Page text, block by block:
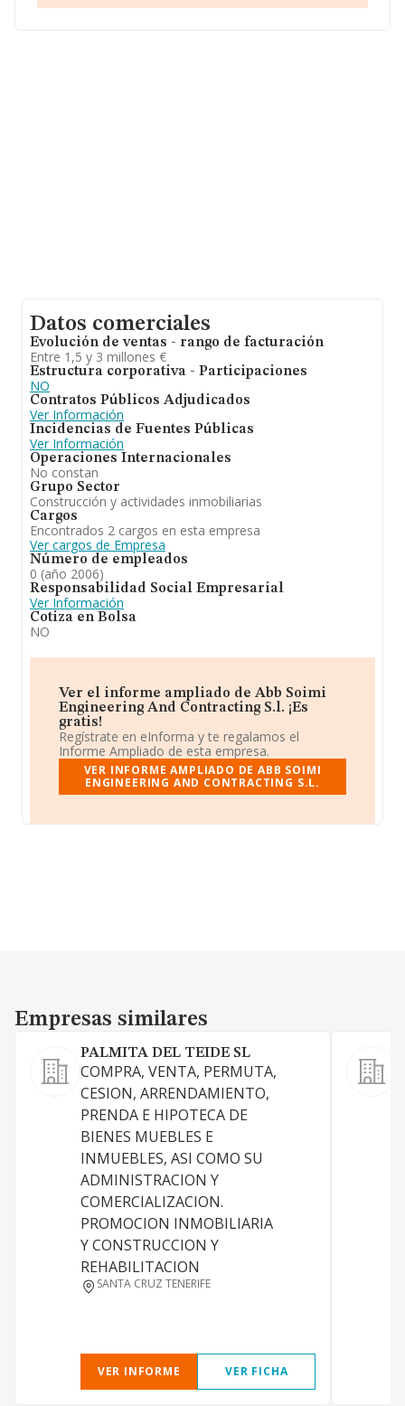
Cruz De Tenerife, Islas Canarias.
Datos comerciales
Evolución de ventas - rango de facturación
Entre 1,5 y 3 millones €
Estructura corporativa - Participaciones
NO
Contratos Públicos Adjudicados
Ver Información
Incidencias de Fuentes Públicas
Ver Información
Operaciones Internacionales
No constan
Grupo Sector
Construcción y actividades inmobiliarias
Cargos
Encontrados 2 cargos en esta empresa
Ver cargos de Empresa
Número de empleados
0 (año 2006)
Responsabilidad Social Empresarial
Ver Información
Cotiza en Bolsa
NO
Ver el informe ampliado de Abb Soimi
Engineering And Contracting S.l. ¡Es
gratis!
Regístrate en eInforma y te regalamos el
Informe Ampliado de esta empresa.
VER INFORME AMPLIADO DE ABB SOIMI
ENGINEERING AND CONTRACTING S.L.
Empresas similares
Empresas similares
PALMITA DEL TEIDE SL
COMPRA, VENTA, PERMUTA,
CESION, ARRENDAMIENTO,
PRENDA E HIPOTECA DE
BIENES MUEBLES E
INMUEBLES, ASI COMO SU
ADMINISTRACION Y
COMERCIALIZACION.
PROMOCION INMOBILIARIA
Y CONSTRUCCION Y
REHABILITACION
SANTA CRUZ TENERIFE
VER INFORME VER FICHA